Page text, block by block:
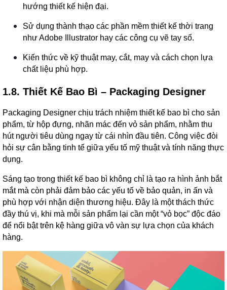
hướng thiết kế hiện đại.
Sử dụng thành thạo các phần mềm thiết kế thời trang
như Adobe Illustrator hay các công cụ vẽ tay số.
Kiến thức về kỹ thuật may, cắt, may và cách chọn lựa
chất liệu phù hợp.
1.8. Thiết Kế Bao Bì – Packaging Designer
Packaging Designer chịu trách nhiệm thiết kế bao bì cho sản
phẩm, từ hộp đựng, nhãn mác đến vỏ sản phẩm, nhằm thu
hút người tiêu dùng ngay từ cái nhìn đầu tiên. Công việc đòi
hỏi sự cân bằng tinh tế giữa yếu tố mỹ thuật và tính năng thực
dụng.
Sáng tạo trong thiết kế bao bì không chỉ là tạo ra hình ảnh bắt
mắt mà còn phải đảm bảo các yếu tố về bảo quản, in ấn và
phù hợp với nhận diện thương hiệu. Đây là một thách thức
đầy thú vị, khi mà mỗi sản phẩm lại cần một “vỏ bọc” độc đáo
để nổi bật trên kệ hàng giữa vô vàn sự lựa chọn của khách
hàng.